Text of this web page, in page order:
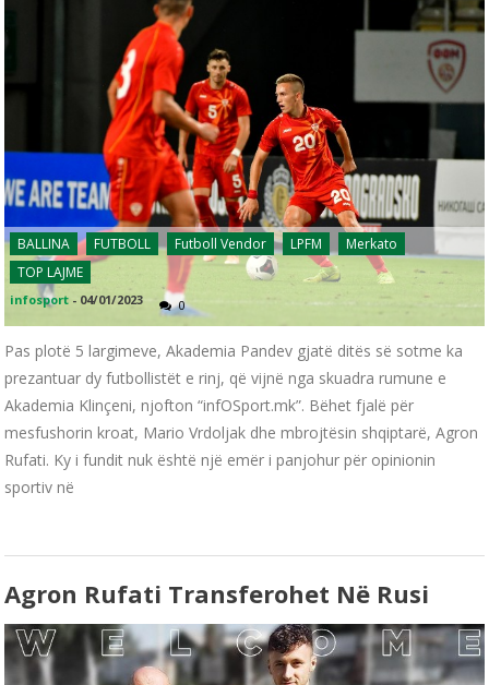
BALLINA FUTBOLL Futboll Vendor LPFM
Merkato
TOP LAJME
infosport - 04/01/2023 0
Pas plotë 5 largimeve, Akademia Pandev gjatë ditës së sotme ka
prezantuar dy futbollistët e rinj, që vijnë nga skuadra rumune e
Akademia Klinçeni, njofton “infOSport.mk”. Bëhet fjalë për
mesfushorin kroat, Mario Vrdoljak dhe mbrojtësin shqiptarë, Agron
Rufati. Ky i fundit nuk është një emër i panjohur për opinionin
sportiv në
Agron Rufati Transferohet Në Rusi